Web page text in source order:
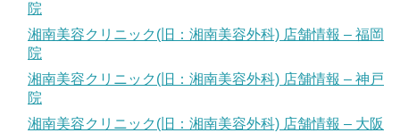
院
湘南美容クリニック(旧：湘南美容外科) 店舗情報 – 福岡
院
湘南美容クリニック(旧：湘南美容外科) 店舗情報 – 神戸
院
湘南美容クリニック(旧：湘南美容外科) 店舗情報 – 大阪